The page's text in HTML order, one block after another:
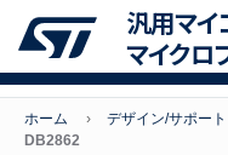
汎用マイ
マイクロ
ホーム デザイン/サポート
DB2862